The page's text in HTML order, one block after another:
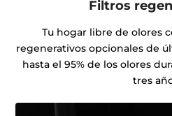
Filtros
Tu hogar libre de olores
regenerativos opcionales de
hasta el 95% de los olores
tres